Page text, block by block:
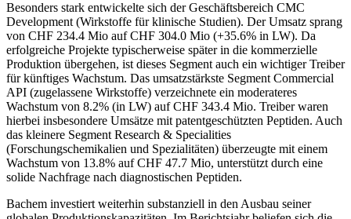
Besonders stark entwickelte sich der Geschäftsbereich CMC
Development (Wirkstoffe für klinische Studien). Der Umsatz sprang
von CHF 234.4 Mio auf CHF 304.0 Mio (+35.6% in LW). Da
erfolgreiche Projekte typischerweise später in die kommerzielle
Produktion übergehen, ist dieses Segment auch ein wichtiger Treiber
für künftiges Wachstum. Das umsatzstärkste Segment Commercial
API (zugelassene Wirkstoffe) verzeichnete ein moderateres
Wachstum von 8.2% (in LW) auf CHF 343.4 Mio. Treiber waren
hierbei insbesondere Umsätze mit patentgeschützten Peptiden. Auch
das kleinere Segment Research & Specialities
(Forschungschemikalien und Spezialitäten) überzeugte mit einem
Wachstum von 13.8% auf CHF 47.7 Mio, unterstützt durch eine
solide Nachfrage nach diagnostischen Peptiden.
Bachem investiert weiterhin substanziell in den Ausbau seiner